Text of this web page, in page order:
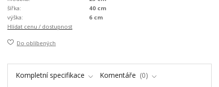
šířka:
40 cm
výška:
6 cm
Hlídat cenu / dostupnost
Do oblíbených
Kompletní specifikace Komentáře
0